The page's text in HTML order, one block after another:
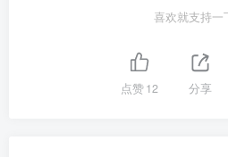
喜欢就支持一
点赞12 分享